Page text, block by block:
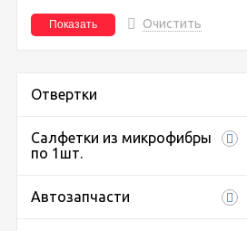
Очистить
Отвертки
Салфетки из микрофибры
по 1шт.
Автозапчасти